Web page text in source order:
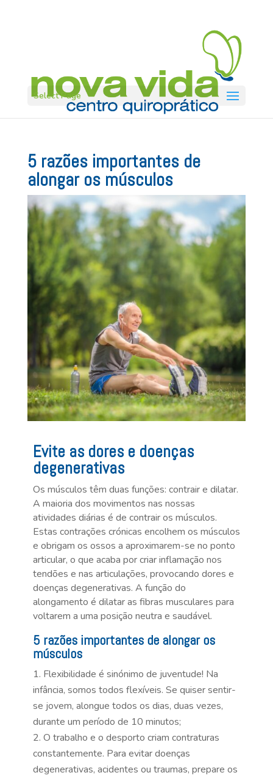
Select Page
5 razões importantes de
alongar os músculos
Evite as dores e doenças
degenerativas
Os músculos têm duas funções: contrair e dilatar.
A maioria dos movimentos nas nossas
atividades diárias é de contrair os músculos.
Estas contrações crónicas encolhem os músculos
e obrigam os ossos a aproximarem-se no ponto
articular, o que acaba por criar inflamação nos
tendões e nas articulações, provocando dores e
doenças degenerativas. A função do
alongamento é dilatar as fibras musculares para
voltarem a uma posição neutra e saudável.
5 razões importantes de alongar os
músculos
Flexibilidade é sinónimo de juventude! Na
infância, somos todos flexíveis. Se quiser sentir-
se jovem, alongue todos os dias, duas vezes,
durante um período de 10 minutos;
O trabalho e o desporto criam contraturas
constantemente. Para evitar doenças
degenerativas, acidentes ou traumas, prepare os